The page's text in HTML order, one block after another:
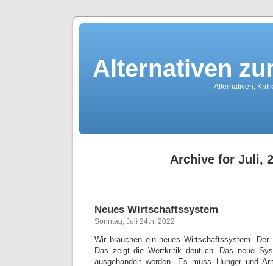
Alternativen
Alternativen,
Archive for Juli,
Neues Wirtschaftssystem
Sonntag, Juli 24th, 2022
Wir brauchen ein neues Wirtschaftssystem.
Das zeigt die Wertkritik deutlich. Das neue
ausgehandelt werden. Es muss Hunger und